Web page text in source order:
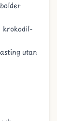
krokodil-
utan